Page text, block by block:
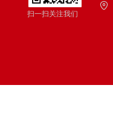
扫一扫关注我们